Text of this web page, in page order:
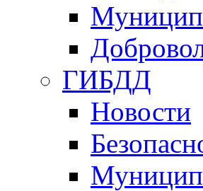
ГИБДД
Новости